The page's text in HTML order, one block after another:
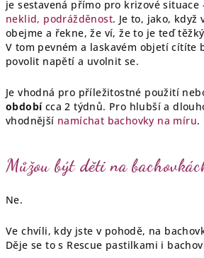
je sestavená přímo pro krizové
neklid, podrážděnost. Je to, jako, když
obejme a řekne, že ví, že to je teď
V tom pevném a laskavém objetí cítíte
povolit napětí a uvolnit se.
Je vhodná pro příležitostné použití
obdobícca 2 týdnů. Pro hlubší a
vhodnější namíchat bachovky na míru.
Můžou být děti na
Ne.
Ve chvíli, kdy jste v pohodě, na
Děje se to s Rescue pastilkami i